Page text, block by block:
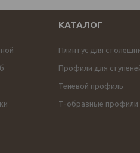
КАТАЛОГ
Плинтус для
Профили для
Теневой профиль
Т-образные профили